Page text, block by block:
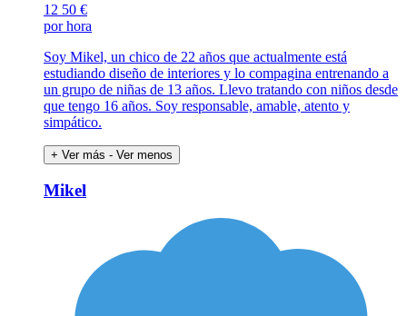
12 50 €
por hora
Soy Mikel, un chico de 22 años que actualmente está
estudiando diseño de interiores y lo compagina entrenando a
un grupo de niñas de 13 años. Llevo tratando con niños desde
que tengo 16 años. Soy responsable, amable, atento y
simpático.
+ Ver más - Ver menos
Mikel